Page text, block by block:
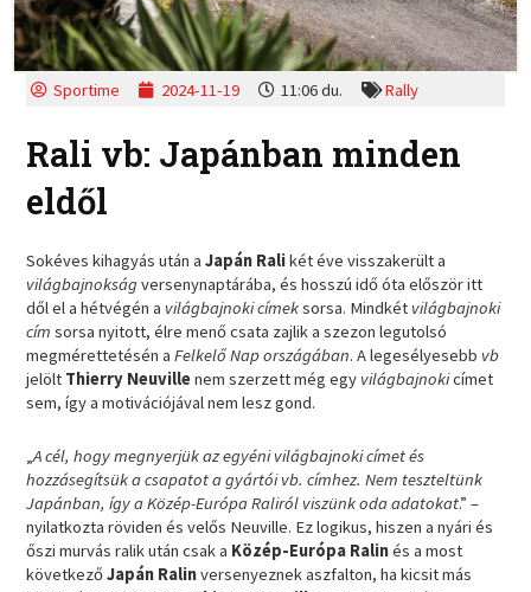
Sportime 2024-11-19 11:06 du. Rally
Rali vb: Japánban minden
eldől
Sokéves kihagyás után aJapán Ralikét éve visszakerült a
világbajnokságversenynaptárába, és hosszú idő óta először itt
dől el a hétvégén a világbajnoki címeksorsa. Mindkét világbajnoki
cím sorsa nyitott, élre menő csata zajlik a szezon legutolsó
megmérettetésén aFelkelő Nap országában. A legesélyesebb vb
jelölt Thierry Neuvillenem szerzett még egy világbajnokicímet
sem, így a motivációjával nem lesz gond.
„A cél, hogy megnyerjük az egyéni világbajnoki címet és
hozzásegítsük a csapatot a gyártói vb. címhez. Nem teszteltünk
Japánban, így a Közép-Európa Raliról viszünk oda adatokat.” –
nyilatkozta röviden és velős Neuville. Ez logikus, hiszen a nyári és
őszi murvás ralik után csak a Közép-Európa Ralinés a most
következőJapán Ralinversenyeznek aszfalton, ha kicsit más